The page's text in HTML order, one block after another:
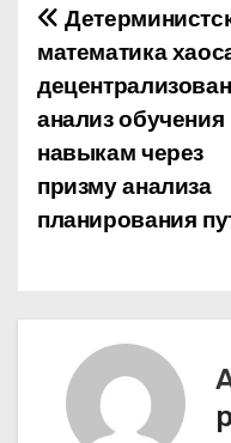
Н
а
в
и
г
ц
математика
анализ обучения
навыкам через
призму анализа
планирования